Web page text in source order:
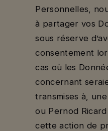
Personnelles,
à partager vos
sous réserve
consentement
cas où les
concernant
transmises à,
ou Pernod
cette action de